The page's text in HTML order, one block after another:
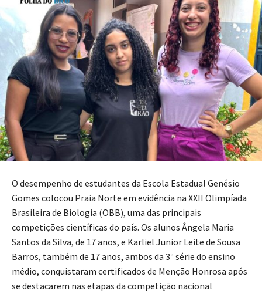
O desempenho de estudantes da Escola Estadual Genésio
Gomes colocou Praia Norte em evidência na XXII Olimpíada
Brasileira de Biologia (OBB), uma das principais
competições científicas do país. Os alunos Ângela Maria
Santos da Silva, de 17 anos, e Karliel Junior Leite de Sousa
Barros, também de 17 anos, ambos da 3ª série do ensino
médio, conquistaram certificados de Menção Honrosa após
se destacarem nas etapas da competição nacional